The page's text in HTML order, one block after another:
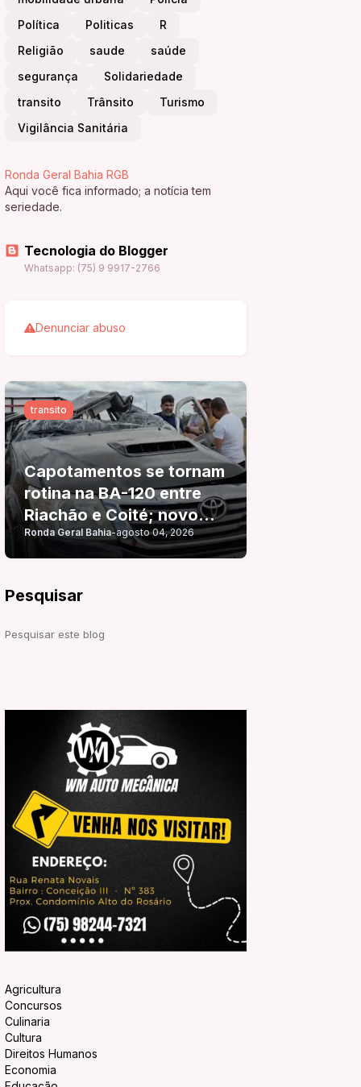
Política
Politicas
R
Religião
saude
saúde
segurança
Solidariedade
transito
Trânsito
Turismo
Vigilância Sanitária
Ronda Geral Bahia RGB
Aqui você fica informado; a notícia tem
seriedade.
Tecnologia do Blogger
Whatsapp: (75) 9 9917-2766
Denunciar abuso
transito
Capotamentos se tornam
rotina na BA-120 entre
Riachão e Coité; novo
acidente é registrado
pouco mais de 24 horas
Ronda Geral Bahia-agosto 04, 2026
Pesquisar
Agricultura
Concursos
Culinaria
Cultura
Direitos Humanos
Economia